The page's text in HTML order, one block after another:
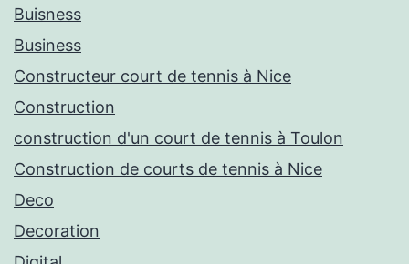
Buisness
Business
Constructeur court de tennis à Nice
Construction
construction d'un court de tennis à Toulon
Construction de courts de tennis à Nice
Deco
Decoration